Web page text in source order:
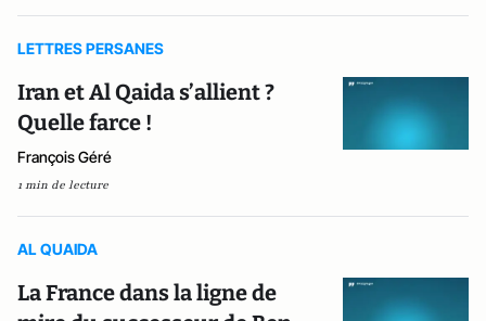
LETTRES PERSANES
Iran et Al Qaida s’allient ?
Quelle farce !
François Géré
1 min de lecture
AL QUAIDA
La France dans la ligne de